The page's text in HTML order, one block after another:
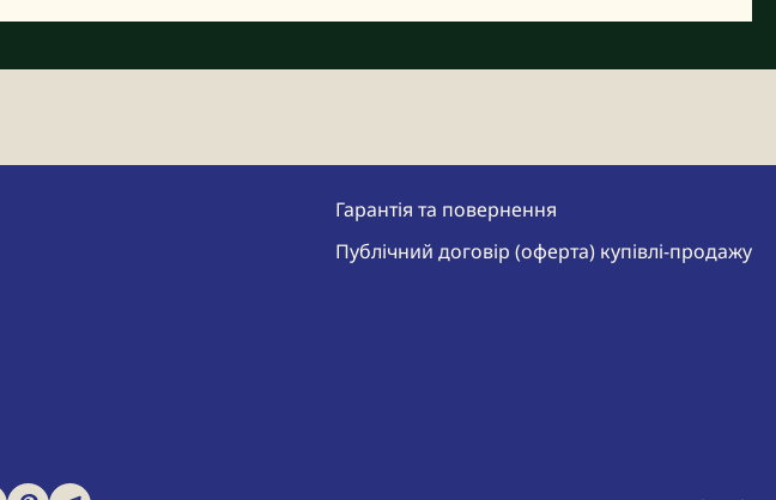
Гарантія та повернення
Публічний договір (оферта) купівлі-продажу